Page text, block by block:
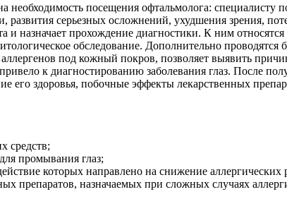
посещения офтальмолога: специалисту
развития серьезных осложнений, ухудшения зрения,
и назначает прохождение диагностики. К ним
обследование. Дополнительно проводятся
под кожный покров, позволяет выявить
к диагностированию заболевания глаз. После
его здоровья, побочные эффекты лекарственных
средств;
промывания глаз;
которых направлено на снижение аллергических
препаратов, назначаемых при сложных случаях